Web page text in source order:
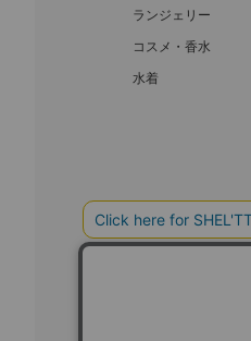
ランジェリー
コスメ・香水
水着
BAROQUE JAPAN
COPYRIGHT ©